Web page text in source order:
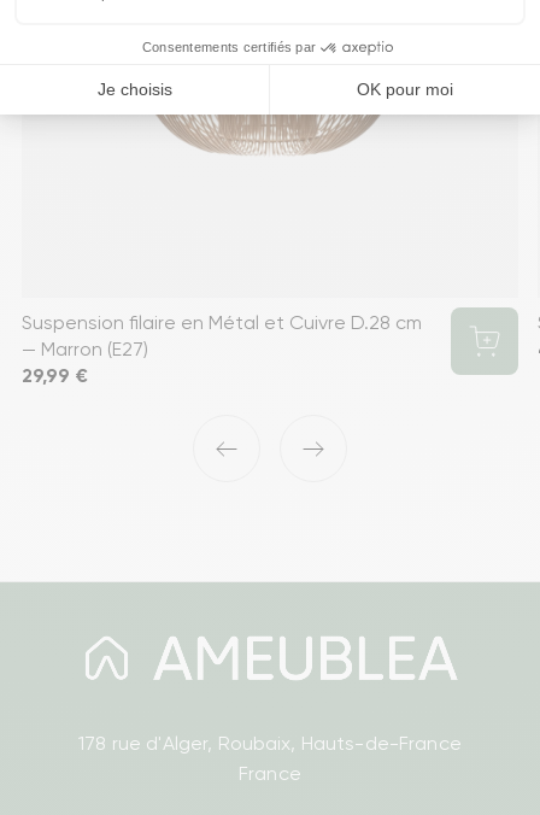
Suspension filaire en Métal et Cuivre D.28 cm
— Marron (E27)
Prix
29,99 €
‹ ›
178 rue d'Alger, Roubaix, Hauts-de-France
France